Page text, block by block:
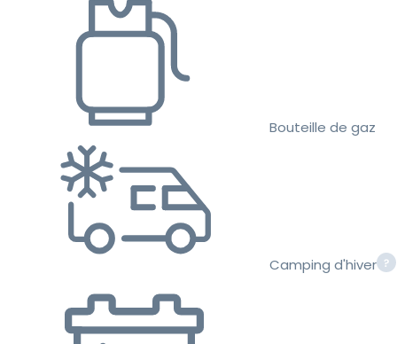
Bouteille de gaz
Camping d'hiver